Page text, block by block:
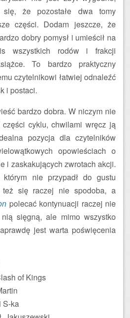
że pozostałe dwa tomy
części. Dodam jeszcze, że
dobry pomysł i umieścił na
wszystkich rodów i frakcji
To bardzo praktyczny
czytelnikowi łatwiej odnaleźć
i postaci.
bardzo dobra. W niczym nie
cyklu, chwilami wręcz ją
pozycja dla czytelników
opowieściach o
i zaskakujących zwrotach akcji.
którym nie przypadł do gustu
też się raczej nie spodoba, a
polecać kontynuacji raczej nie
sięgną, ale mimo wszystko
jest warta poświęcenia
of Kings
S-ka